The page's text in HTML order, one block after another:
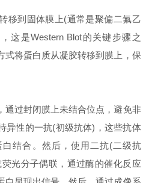
到固体膜上(通常是聚偏二氟乙
这是Western Blot的关键步骤之
式将蛋白质从凝胶转移到膜上，保
过封闭膜上未结合位点，避免非
异性的一抗(初级抗体)，这些抗体
结合。然后，使用二抗(二级抗
光分子偶联，通过酶的催化反应